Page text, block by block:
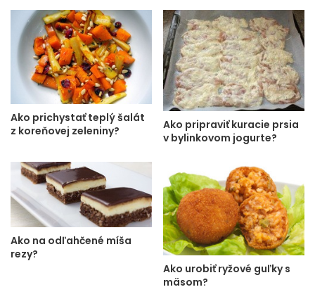
Ako prichystať teplý šalát
z koreňovej zeleniny?
Ako pripraviť kuracie prsia
v bylinkovom jogurte?
Ako na odľahčené míša
rezy?
Ako urobiť ryžové guľky s
mäsom?